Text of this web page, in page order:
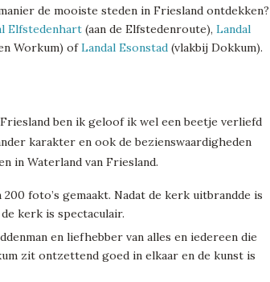
de mooiste steden in Friesland ontdekken?
Elfstedenhart (aan de Elfstedenroute), Landal
Workum) ofLandal Esonstad (vlakbij Dokkum).
ben ik geloof ik wel een beetje verliefd
karakter en ook de bezienswaardigheden
in Waterland van Friesland.
foto’s gemaakt. Nadat de kerk uitbrandde is
kerk is spectaculair.
en liefhebber van alles en iedereen die
zit ontzettend goed in elkaar en de kunst is